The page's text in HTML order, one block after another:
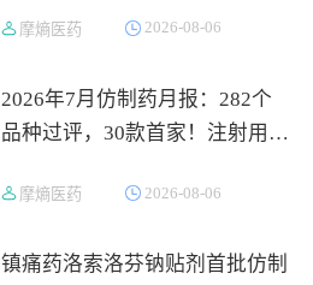
摩熵医药 2026-08-06
2026年7月仿制药月报：282个
品种过评，30款首家！注射用甲
摩熵医药 2026-08-06
镇痛药洛索洛芬钠贴剂首批仿制